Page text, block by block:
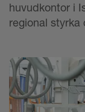
huvudkontor i
regional styrka